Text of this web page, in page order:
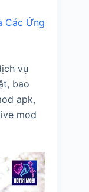
Các Ứng
vụ
bao
apk,
mod